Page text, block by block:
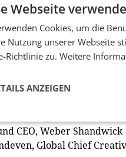
Chairman and
Data Officer,
Global Chief
Officer, Ogilvy, Asien
CEO, PHD
CEO, Weber Shandwick
Global Chief
Webseite
Cookies, um die
Nutzung unserer Webseite
Richtlinie zu. Weitere
ANZEIGEN